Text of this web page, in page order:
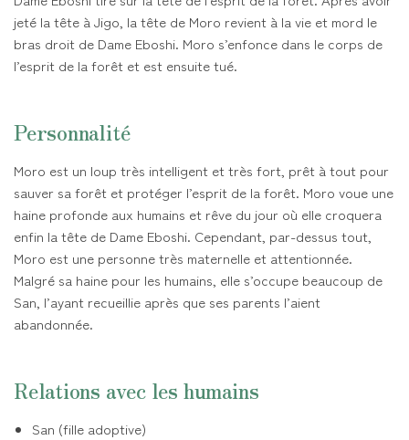
jeté la tête à Jigo, la tête de Moro revient à la vie et mord le
bras droit de Dame Eboshi. Moro s’enfonce dans le corps de
l’esprit de la forêt et est ensuite tué.
Personnalité
Moro est un loup très intelligent et très fort, prêt à tout pour
sauver sa forêt et protéger l’esprit de la forêt. Moro voue une
haine profonde aux humains et rêve du jour où elle croquera
enfin la tête de Dame Eboshi. Cependant, par-dessus tout,
Moro est une personne très maternelle et attentionnée.
Malgré sa haine pour les humains, elle s’occupe beaucoup de
San, l’ayant recueillie après que ses parents l’aient
abandonnée.
Relations avec les humains
San (fille adoptive)